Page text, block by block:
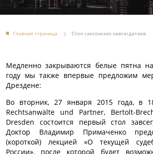
Главная страница Cтол саксонских завсегдатаев
Медленно закрываются белые пятна
году мы также впервые предложим
Дрездене:
Во вторник, 27 января 2015 года, в
Rechtsanwälte und Partner, Bertolt-
Dresden состоится первый стол
Доктор Владимир Примаченко
(короткой) лекцией «О текущей
России», после которой будет